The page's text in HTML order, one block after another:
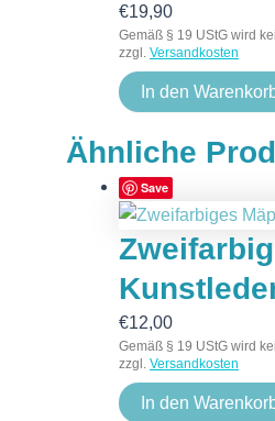
€19,90
Gemäß § 19 UStG wird
zzgl. Versandkosten
In den
Ähnliche
Save
€12,00
Gemäß § 19 UStG wird
zzgl. Versandkosten
In den